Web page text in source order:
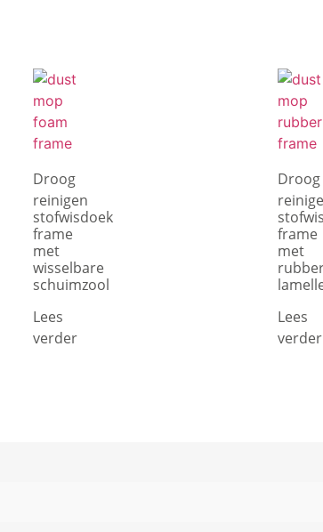
Droog
reinigen
stofwisdoek
frame
met
wisselbare
schuimzool
Lees
verder
Droog
frame
met
Lees
verder